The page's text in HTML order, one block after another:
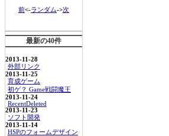
前<-ランダム->次
最新の40件
2013-11-28
外部リンク
2013-11-25
育成ゲーム
初ゲ？ Game戦闘魔王
2013-11-24
RecentDeleted
2013-11-23
ソフト開発
2013-11-14
HSPのフォームデザイン